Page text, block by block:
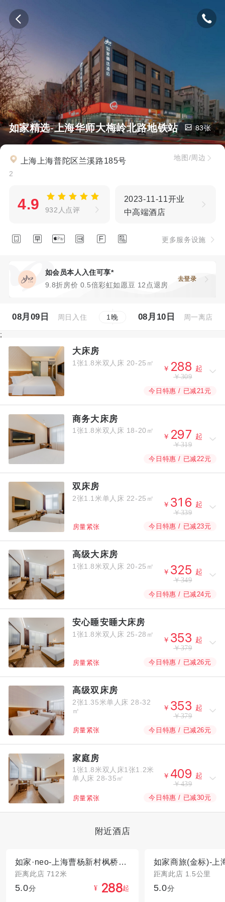
如家精选-上海华师大梅岭北路地铁站店 83张
上海上海普陀区兰溪路185号
2
地图/周边
4.9 932人点评
2023-11-11开业
中高端酒店
      更多服务设施
如会员本人入住可享*
9.8折房价 0.5倍彩虹如愿豆 12点退房
去登录
08月09日 周日入住 1晚 08月10日 周一离店
;
大床房
1张1.8米双人床 20-25㎡
￥ 
起
￥309
今日特惠 / 已减21元
商务大床房
1张1.8米双人床 18-20㎡
￥  
起
￥319
今日特惠 / 已减22元
双床房
2张1.1米单人床 22-25㎡
￥   起
￥339
房量紧张 今日特惠 / 已减23元
高级大床房
1张1.8米双人床 20-25㎡
￥ 
起
￥349
今日特惠 / 已减24元
安心睡安睡大床房
1张1.8米双人床 25-28㎡
￥  起
￥379
房量紧张 今日特惠 / 已减26元
高级双床房
2张1.35米单人床 28-32
㎡
￥  起
￥379
房量紧张 今日特惠 / 已减26元
家庭房
1张1.8米双人床1张1.2米
单人床 28-35㎡ ￥ 
起
￥439
房量紧张 今日特惠 / 已减30元
附近酒店
如家·neo-上海曹杨新村枫桥路地铁站店
距离此店 712米
5.0分 ¥ 起
距离此店 1.5公里
5.0分